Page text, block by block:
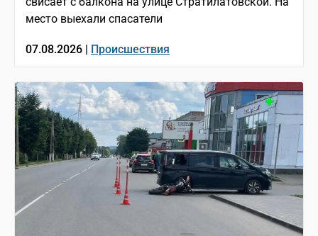
место выехали спасатели
07.08.2026 | Происшествия